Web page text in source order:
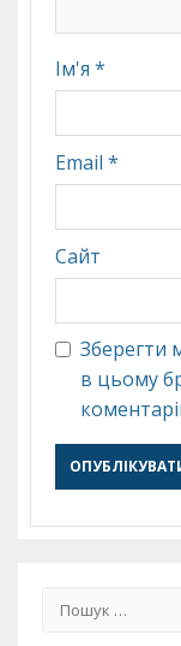
Ім'я *
Email *
Сайт
Зберегти
в цьому
Пошук: